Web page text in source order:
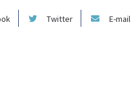
Twitter E-mail